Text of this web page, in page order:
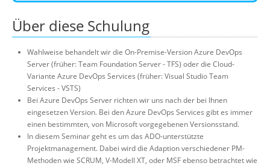
Über diese Schulung
Wahlweise behandelt wir die On-Premise-Version Azure DevOps
Server (früher: Team Foundation Server - TFS) oder die Cloud-
Variante Azure DevOps Services (früher: Visual Studio Team
Services - VSTS)
Bei Azure DevOps Server richten wir uns nach der bei Ihnen
eingesetzen Version. Bei den Azure DevOps Services gibt es immer
einen bestimmten, von Microsoft vorgegebenen Versionsstand.
In diesem Seminar geht es um das ADO-unterstützte
Projektmanagement. Dabei wird die Adaption verschiedener PM-
Methoden wie SCRUM, V-Modell XT, oder MSF ebenso betrachtet wie